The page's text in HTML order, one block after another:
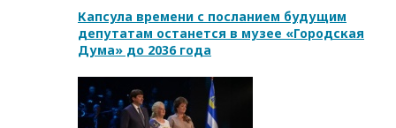
Капсула времени с посланием будущим
депутатам останется в музее «Городская
Дума» до 2036 года